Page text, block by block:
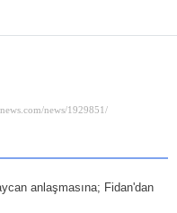
anlaşmasına; Fidan'dan